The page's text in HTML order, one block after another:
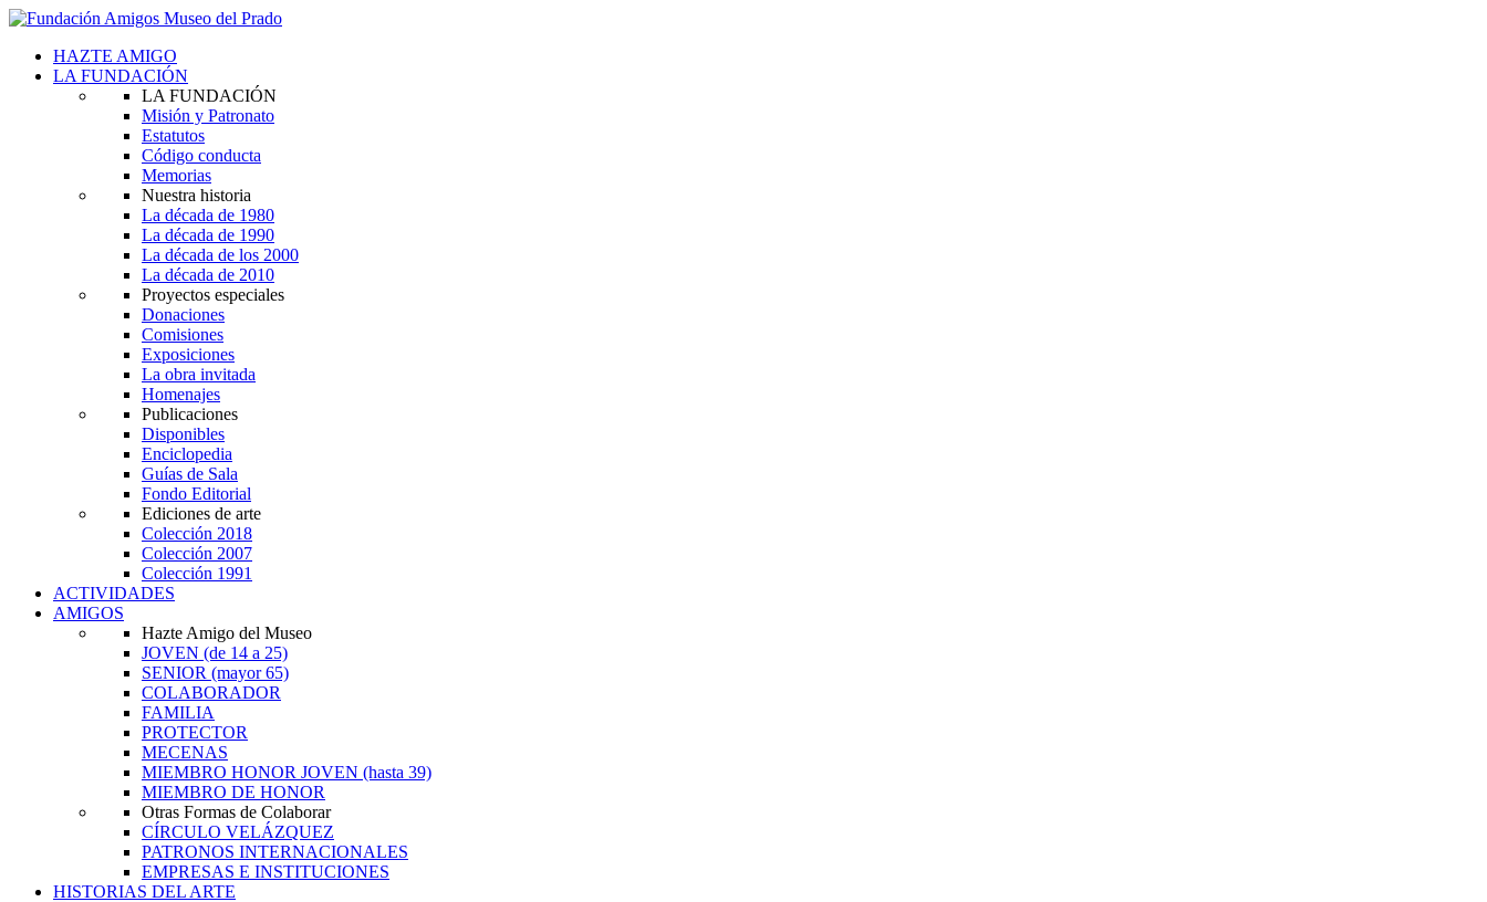
HAZTE AMIGO
LA FUNDACIÓN
LA FUNDACIÓN
Misión y Patronato
Estatutos
Código conducta
Memorias
Nuestra historia
La década de 1980
La década de 1990
La década de los 2000
La década de 2010
Proyectos especiales
Donaciones
Comisiones
Exposiciones
La obra invitada
Homenajes
Publicaciones
Disponibles
Enciclopedia
Guías de Sala
Fondo Editorial
Ediciones de arte
Colección 2018
Colección 2007
Colección 1991
ACTIVIDADES
AMIGOS
Hazte Amigo del Museo
JOVEN (de 14 a 25)
SENIOR (mayor 65)
COLABORADOR
FAMILIA
PROTECTOR
MECENAS
MIEMBRO HONOR JOVEN (hasta 39)
MIEMBRO DE HONOR
Otras Formas de Colaborar
CÍRCULO VELÁZQUEZ
PATRONOS INTERNACIONALES
EMPRESAS E INSTITUCIONES
HISTORIAS DEL ARTE